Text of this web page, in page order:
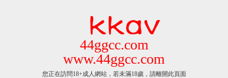
44ggcc.com
www.44ggcc.com
您正在訪問18+成人網站，若未滿18歲，請離開此頁面